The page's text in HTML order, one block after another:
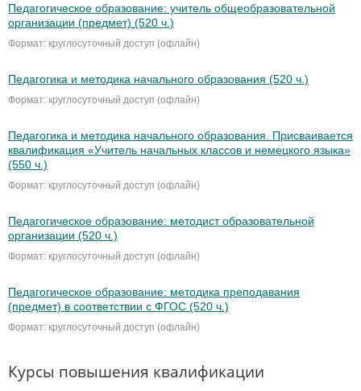
Педагогическое образование: учитель общеобразовательной
организации (предмет) (520 ч.)
Формат: круглосуточный доступ (офлайн)
Педагогика и методика начального образования (520 ч.)
Формат: круглосуточный доступ (офлайн)
Педагогика и методика начального образования. Присваивается
квалификация «Учитель начальных классов и немецкого языка»
(550 ч.)
Формат: круглосуточный доступ (офлайн)
Педагогическое образование: методист образовательной
организации (520 ч.)
Формат: круглосуточный доступ (офлайн)
Педагогическое образование: методика преподавания
(предмет) в соответствии с ФГОС (520 ч.)
Формат: круглосуточный доступ (офлайн)
Курсы повышения квалификации